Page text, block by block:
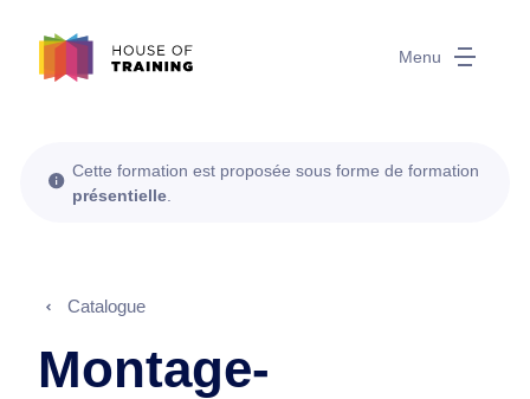
Menu
Cette formation est proposée sous forme de formation
présentielle
Catalogue
Montage-